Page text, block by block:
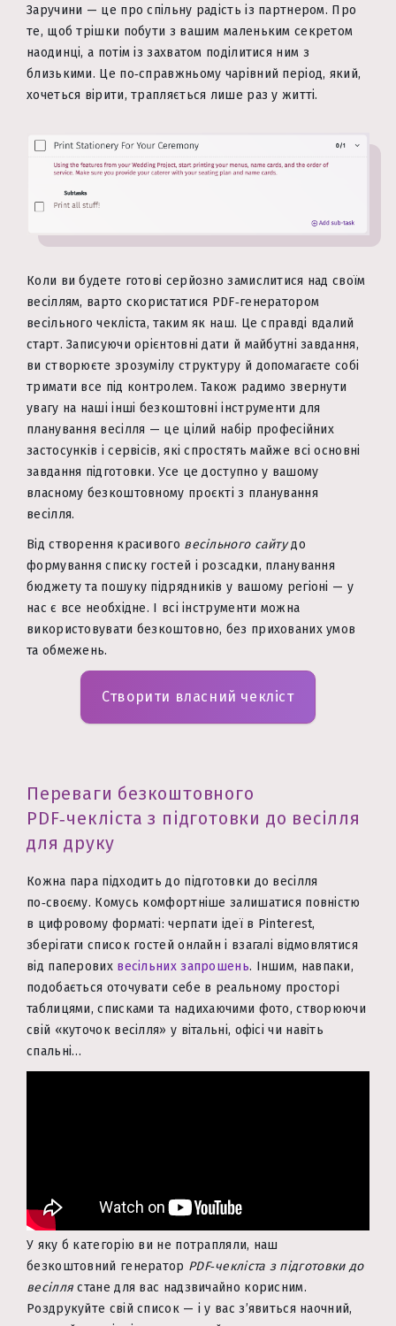
Заручини — це про спільну радість із партнером. Про
те, щоб трішки побути з вашим маленьким секретом
наодинці, а потім із захватом поділитися ним з
близькими. Це по‑справжньому чарівний період, який,
хочеться вірити, трапляється лише раз у житті.
Коли ви будете готові серйозно замислитися над своїм
весіллям, варто скористатися PDF‑генератором
весільного чекліста, таким як наш. Це справді вдалий
старт. Записуючи орієнтовні дати й майбутні завдання,
ви створюєте зрозумілу структуру й допомагаєте собі
тримати все під контролем. Також радимо звернути
увагу на наші інші безкоштовні інструменти для
планування весілля — це цілий набір професійних
застосунків і сервісів, які спростять майже всі основні
завдання підготовки. Усе це доступно у вашому
власному безкоштовному проєкті з планування
весілля.
Від створення красивого весільного сайтудо
формування списку гостей і розсадки, планування
бюджету та пошуку підрядників у вашому регіоні — у
нас є все необхідне. І всі інструменти можна
використовувати безкоштовно, без прихованих умов
та обмежень.
Створити власний чекліст
Переваги безкоштовного
PDF‑чекліста з підготовки до весілля
для друку
Кожна пара підходить до підготовки до весілля
по‑своєму. Комусь комфортніше залишатися повністю
в цифровому форматі: черпати ідеї в Pinterest,
зберігати список гостей онлайн і взагалі відмовлятися
від паперових весільних запрошень. Іншим, навпаки,
подобається оточувати себе в реальному просторі
таблицями, списками та надихаючими фото, створюючи
свій «куточок весілля» у вітальні, офісі чи навіть
спальні…
У яку б категорію ви не потрапляли, наш
безкоштовний генератор PDF‑чекліста з підготовки до
весілля стане для вас надзвичайно корисним.
Роздрукуйте свій список — і у вас з’явиться наочний,